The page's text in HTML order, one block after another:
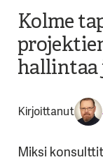
Kolme
hallintaa
Kirjoittanut
Miksi